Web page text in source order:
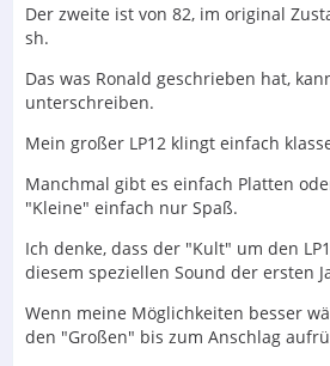
Der zweite ist von 82, im original
sh.
Das was Ronald geschrieben hat,
unterschreiben.
Mein großer LP12 klingt einfach
Manchmal gibt es einfach Platten
"Kleine" einfach nur Spaß.
Ich denke, dass der "Kult" um den
diesem speziellen Sound der ersten
Wenn meine Möglichkeiten besser
den "Großen" bis zum Anschlag